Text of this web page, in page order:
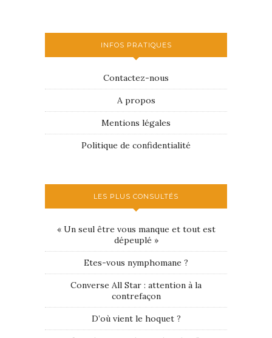
INFOS PRATIQUES
Contactez-nous
A propos
Mentions légales
Politique de confidentialité
LES PLUS CONSULTÉS
« Un seul être vous manque et tout est
dépeuplé »
Etes-vous nymphomane ?
Converse All Star : attention à la
contrefaçon
D’où vient le hoquet ?